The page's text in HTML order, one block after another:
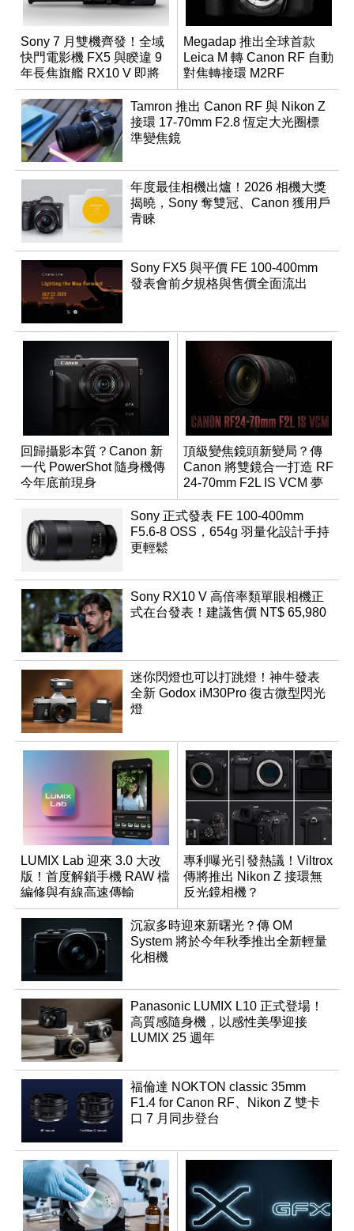
Sony 7 月雙機齊發！全域
快門電影機 FX5 與睽違 9
年長焦旗艦 RX10 V 即將
登場
Megadap 推出全球首款
Leica M 轉 Canon RF 自動
對焦轉接環 M2RF
Tamron 推出 Canon RF 與 Nikon Z
接環 17-70mm F2.8 恆定大光圈標
準變焦鏡
年度最佳相機出爐！2026 相機大獎
揭曉，Sony 奪雙冠、Canon 獲用戶
青睞
Sony FX5 與平價 FE 100-400mm
發表會前夕規格與售價全面流出
回歸攝影本質？Canon 新
一代 PowerShot 隨身機傳
今年底前現身
頂級變焦鏡頭新變局？傳
Canon 將雙鏡合一打造 RF
24-70mm F2L IS VCM 夢
幻規格
Sony 正式發表 FE 100-400mm
F5.6-8 OSS，654g 羽量化設計手持
更輕鬆
Sony RX10 V 高倍率類單眼相機正
式在台發表！建議售價 NT$ 65,980
迷你閃燈也可以打跳燈！神牛發表
全新 Godox iM30Pro 復古微型閃光
燈
LUMIX Lab 迎來 3.0 大改
版！首度解鎖手機 RAW 檔
編修與有線高速傳輸
專利曝光引發熱議！Viltrox
傳將推出 Nikon Z 接環無
反光鏡相機？
沉寂多時迎來新曙光？傳 OM
System 將於今年秋季推出全新輕量
化相機
Panasonic LUMIX L10 正式登場！
高質感隨身機，以感性美學迎接
LUMIX 25 週年
福倫達 NOKTON classic 35mm
F1.4 for Canon RF、Nikon Z 雙卡
口 7 月同步登台